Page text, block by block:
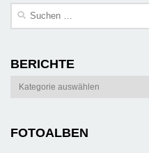
Suchen
BERICHTE
Berichte
FOTOALBEN